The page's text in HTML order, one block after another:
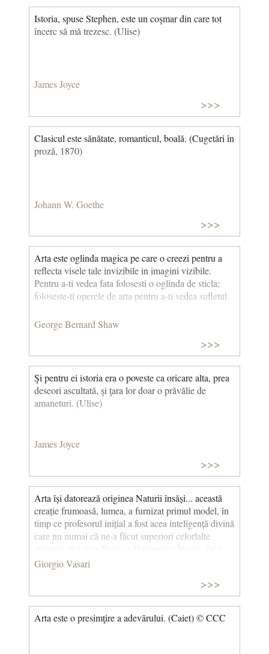
Istoria, spuse Stephen, este un coşmar din care tot
încerc să mă trezesc. (Ulise)
James Joyce
>>>
Clasicul este sănătate, romanticul, boală. (Cugetări în
proză, 1870)
Johann W. Goethe
>>>
Arta este oglinda magica pe care o creezi pentru a
reflecta visele tale invizibile in imagini vizibile.
Pentru a-ti vedea fata folosesti o oglinda de sticla;
foloseste-ti operele de arta pentru a-ti vedea sufletul.
George Bernard Shaw
>>>
Şi pentru ei istoria era o poveste ca oricare alta, prea
deseori ascultată, şi ţara lor doar o prăvălie de
amaneturi. (Ulise)
James Joyce
>>>
Arta își datorează originea Naturii însăși... această
creație frumoasă, lumea, a furnizat primul model, în
timp ce profesorul inițial a fost acea inteligență divină
care nu numai că ne-a făcut superiori celorlalte
animale, dar ne-a făcut ca Dumnezeu Însuși, dacă
îmi pot îngădui să spun. © CCC
Giorgio Vasari
>>>
Arta este o presimţire a adevărului. (Caiet) © CCC